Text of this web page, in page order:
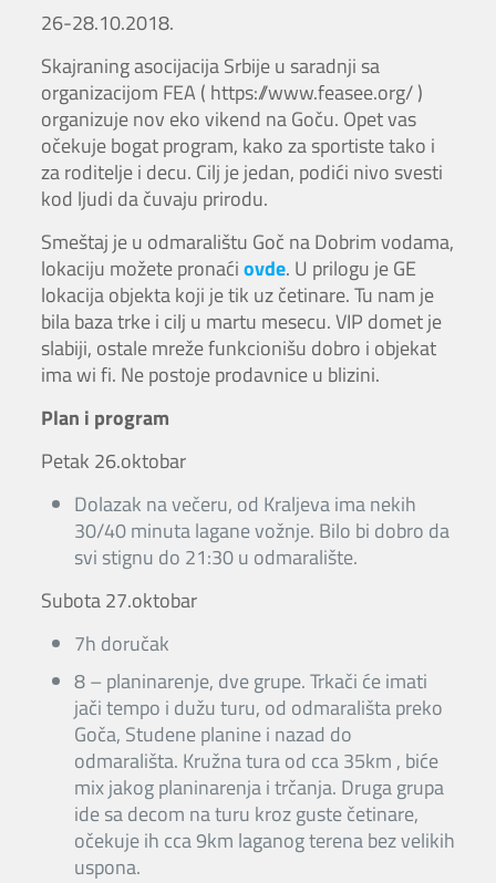
26-28.10.2018.
Skajraning asocijacija Srbije u saradnji sa
organizacijom FEA ( https://www.feasee.org/ )
organizuje nov eko vikend na Goču. Opet vas
očekuje bogat program, kako za sportiste tako i
za roditelje i decu. Cilj je jedan, podići nivo svesti
kod ljudi da čuvaju prirodu.
Smeštaj je u odmaralištu Goč na Dobrim vodama,
lokaciju možete pronaćiovde. U prilogu je GE
lokacija objekta koji je tik uz četinare. Tu nam je
bila baza trke i cilj u martu mesecu. VIP domet je
slabiji, ostale mreže funkcionišu dobro i objekat
ima wi fi. Ne postoje prodavnice u blizini.
Plan i program
Petak 26.oktobar
Dolazak na večeru, od Kraljeva ima nekih
30/40 minuta lagane vožnje. Bilo bi dobro da
svi stignu do 21:30 u odmaralište.
Subota 27.oktobar
7h doručak
8 – planinarenje, dve grupe. Trkači će imati
jači tempo i dužu turu, od odmarališta preko
Goča, Studene planine i nazad do
odmarališta. Kružna tura od cca 35km , biće
mix jakog planinarenja i trčanja. Druga grupa
ide sa decom na turu kroz guste četinare,
očekuje ih cca 9km laganog terena bez velikih
uspona.